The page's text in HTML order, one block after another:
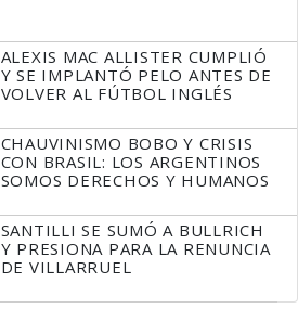
ALEXIS MAC ALLISTER CUMPLIÓ
Y SE IMPLANTÓ PELO ANTES DE
VOLVER AL FÚTBOL INGLÉS
CHAUVINISMO BOBO Y CRISIS
CON BRASIL: LOS ARGENTINOS
SOMOS DERECHOS Y HUMANOS
SANTILLI SE SUMÓ A BULLRICH
Y PRESIONA PARA LA RENUNCIA
DE VILLARRUEL